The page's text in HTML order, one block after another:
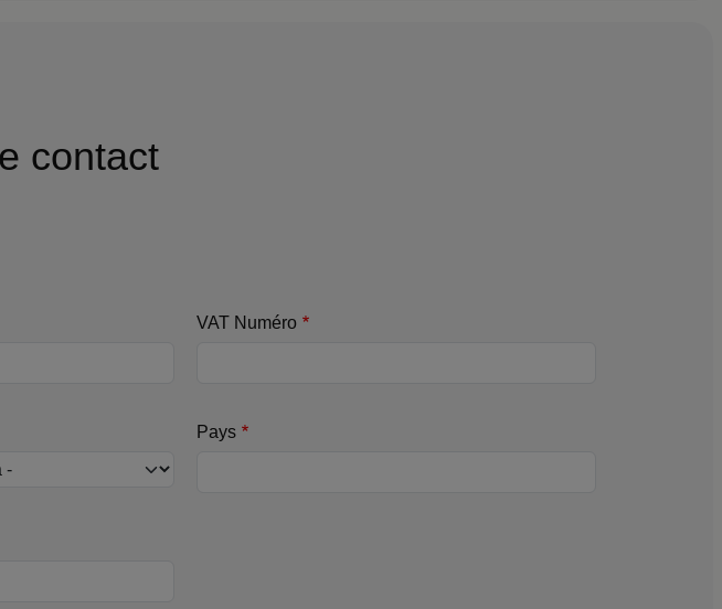
contact
VAT Numéro
Pays